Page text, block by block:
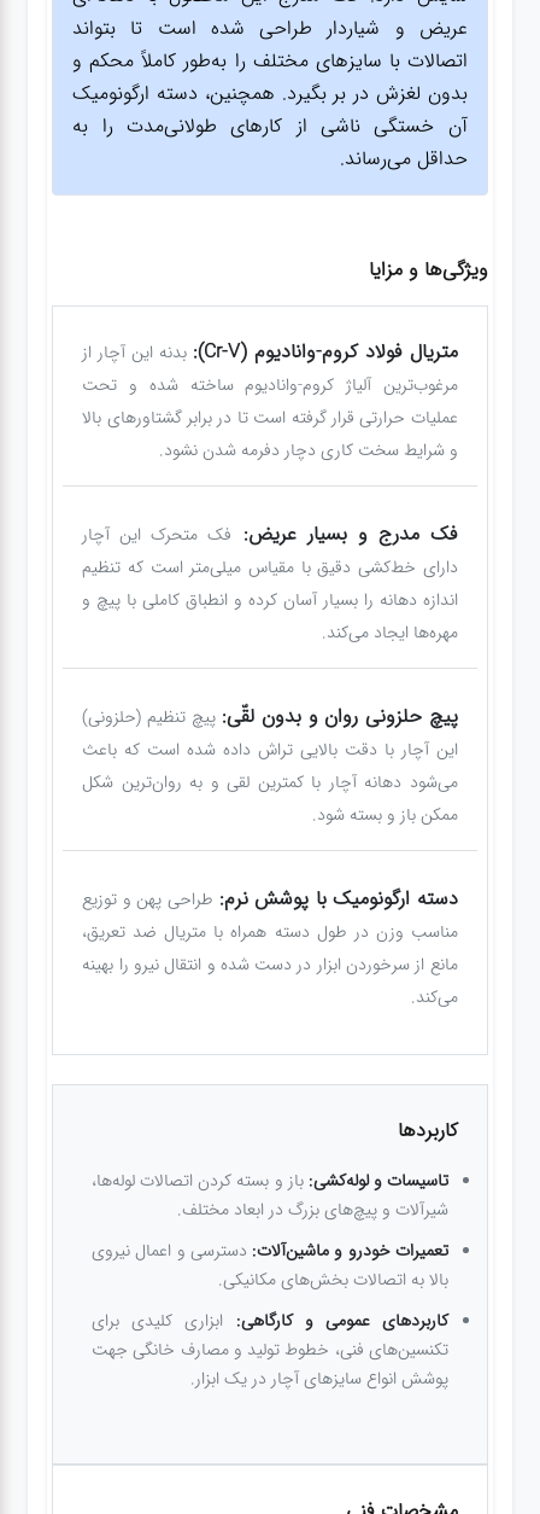
عریض و شیاردار طراحی شده است تا بتواند
اتصالات با سایزهای مختلف را به‌طور کاملاً محکم و
بدون لغزش در بر بگیرد. همچنین، دسته ارگونومیک
آن خستگی ناشی از کارهای طولانی‌مدت را به
حداقل می‌رساند.
ویژگی‌ها و مزایا
متریال فولاد کروم-وانادیوم (Cr-V):
بدنه این آچار از
مرغوب‌ترین آلیاژ کروم-وانادیوم ساخته شده و تحت
عملیات حرارتی قرار گرفته است تا در برابر گشتاورهای بالا
و شرایط سخت کاری دچار دفرمه شدن نشود.
فک مدرج و بسیار عریض: فک متحرک این آچار
دارای خط‌کشی دقیق با مقیاس میلی‌متر است که تنظیم
اندازه دهانه را بسیار آسان کرده و انطباق کاملی با پیچ و
مهره‌ها ایجاد می‌کند.
پیچ حلزونی روان و بدون لقّی: پیچ تنظیم (حلزونی)
این آچار با دقت بالایی تراش داده شده است که باعث
می‌شود دهانه آچار با کمترین لقی و به روان‌ترین شکل
ممکن باز و بسته شود.
دسته ارگونومیک با پوشش نرم: طراحی پهن و توزیع
مناسب وزن در طول دسته همراه با متریال ضد تعریق،
مانع از سرخوردن ابزار در دست شده و انتقال نیرو را بهینه
می‌کند.
کاربردها
تاسیسات و لوله‌کشی: باز و بسته کردن اتصالات لوله‌ها،
شیرآلات و پیچ‌های بزرگ در ابعاد مختلف.
تعمیرات خودرو و ماشین‌آلات: دسترسی و اعمال نیروی
بالا به اتصالات بخش‌های مکانیکی.
کاربردهای عمومی و کارگاهی: ابزاری کلیدی برای
تکنسین‌های فنی، خطوط تولید و مصارف خانگی جهت
پوشش انواع سایزهای آچار در یک ابزار.